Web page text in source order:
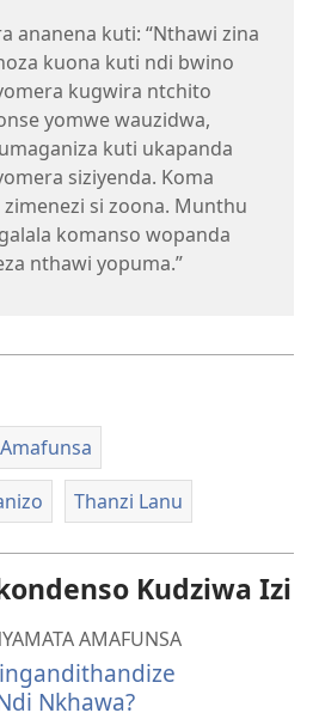
ananena kuti: “Nthawi zina
kuona kuti ndi bwino
kugwira ntchito
yomwe wauzidwa,
kuti ukapanda
siziyenda. Koma
si zoona. Munthu
komanso wopanda
nthawi yopuma.”
Thanzi Lanu
Kudziwa Izi
AMAFUNSA
Nkhawa?